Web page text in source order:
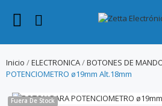
Inicio ELECTRONICA BOTONES DE
POTENCIOMETRO ø19mm Alt.18mm
Fuera De Stock